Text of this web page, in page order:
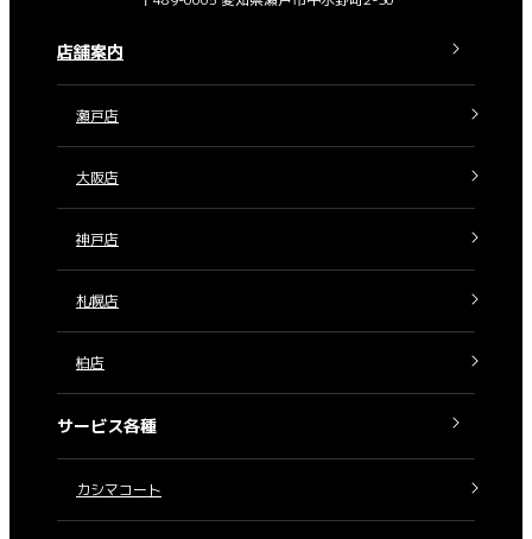
店舗案内
瀬戸店
大阪店
神戸店
札幌店
柏店
サービス各種
カシマコート